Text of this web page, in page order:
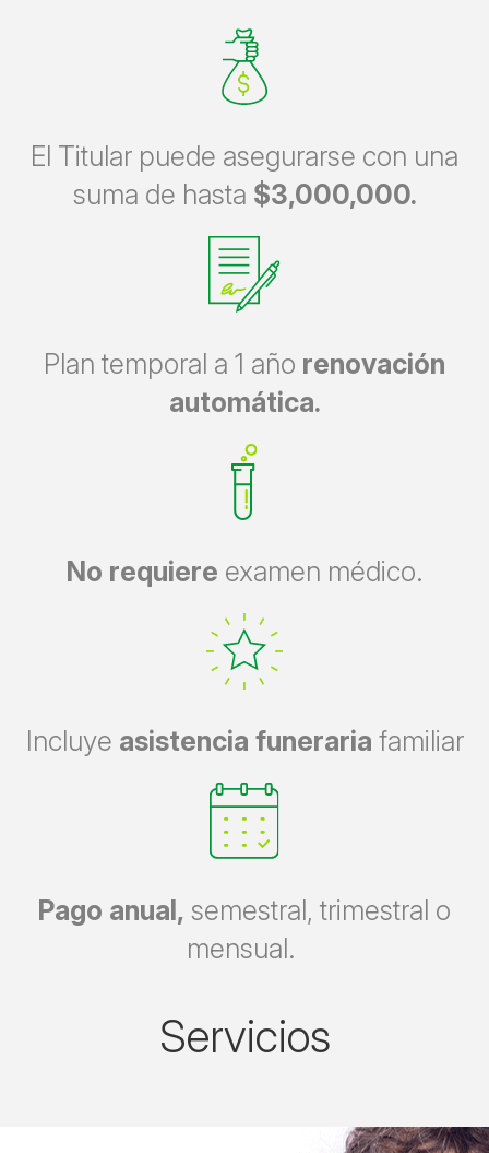
El Titular puede asegurarse con una
suma de hasta $3,000,000.
Plan temporal a 1 año renovación
automática.
No requiere examen médico.
Incluye asistencia funeraria familiar
Pago anual, semestral, trimestral o
mensual.
Servicios